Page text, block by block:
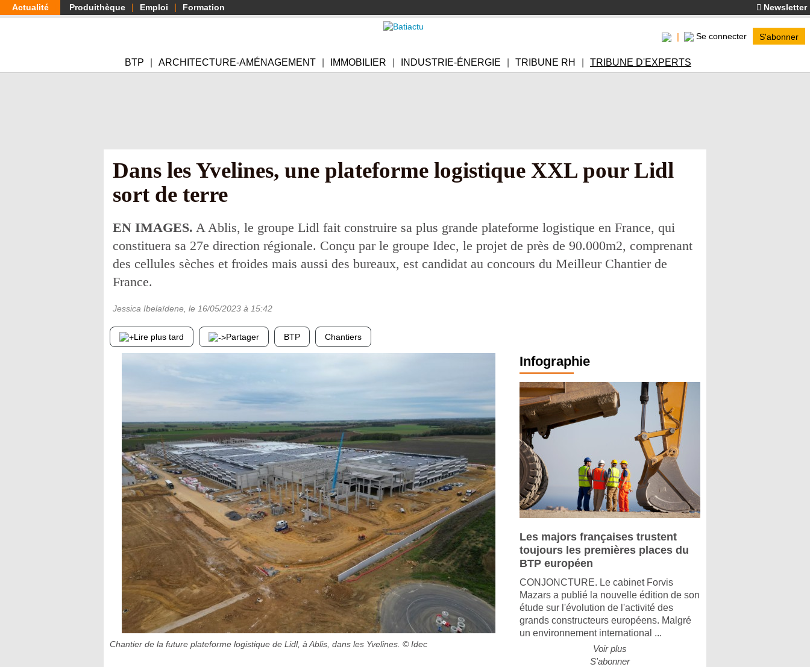
Aller
au
Actualité Produithèque Emploi Formation Newsletter
Se connecter S'abonner
BTP ARCHITECTURE-AMÉNAGEMENT IMMOBILIER INDUSTRIE-ÉNERGIE TRIBUNE RH TRIBUNE D'EXPERTS
Dans les Yvelines, une plateforme logistique XXL pour Lidl
sort de terre
EN IMAGES. A Ablis, le groupe Lidl fait construire sa plus grande plateforme logistique en France, qui
constituera sa 27e direction régionale. Conçu par le groupe Idec, le projet de près de 90.000m2, comprenant
des cellules sèches et froides mais aussi des bureaux, est candidat au concours du Meilleur Chantier de
France.
Jessica Ibelaïdene , le 16/05/2023 à 15:42
Lire plus tard Partager BTP Chantiers
Chantier de la future plateforme logistique de Lidl, à Ablis, dans les Yvelines. © Idec
Infographie
Les majors françaises trustent
toujours les premières places du
BTP européen
CONJONCTURE. Le cabinet Forvis
Mazars a publié la nouvelle édition de son
étude sur l'évolution de l'activité des
grands constructeurs européens. Malgré
un environnement international ...
Voir plus
S'abonner